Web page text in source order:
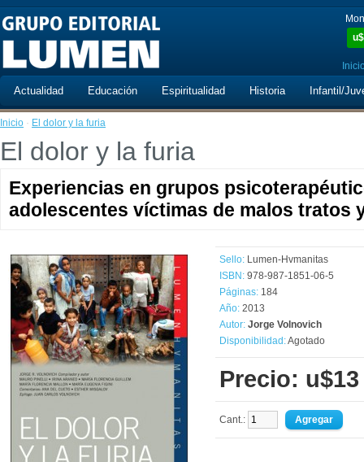
u$
Actualidad Educación Espiritualidad Historia Infantil/
Inicio · El dolor y la furia
El dolor y la furia
Experiencias en grupos
adolescentes víctimas de malos tratos
Sello: Lumen-Hvmanitas
ISBN: 978-987-1851-06-5
Páginas: 184
Año: 2013
Autor: Jorge Volnovich
Disponibilidad:Agotado
Precio: u$13
Cant.: